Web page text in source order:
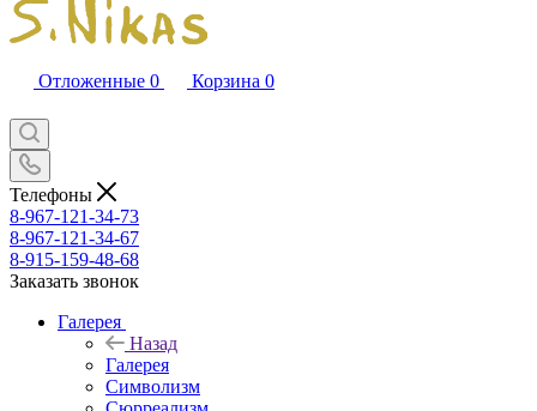
Отложенные 0 Корзина 0
Телефоны
8-967-121-34-73
8-967-121-34-67
8-915-159-48-68
Заказать звонок
Галерея
Назад
Галерея
Символизм